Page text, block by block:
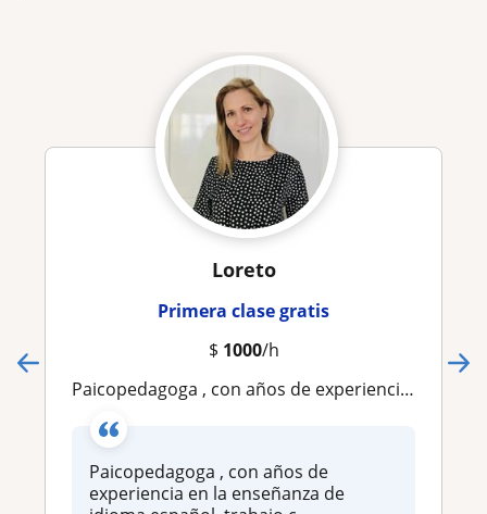
Loreto
Primera clase gratis
$ 1000/h
Paicopedagoga , con años de experiencia en la enseñanza de idioma español, trabajo con niños y adultos
Paicopedagoga , con años de
experiencia en la enseñanza de